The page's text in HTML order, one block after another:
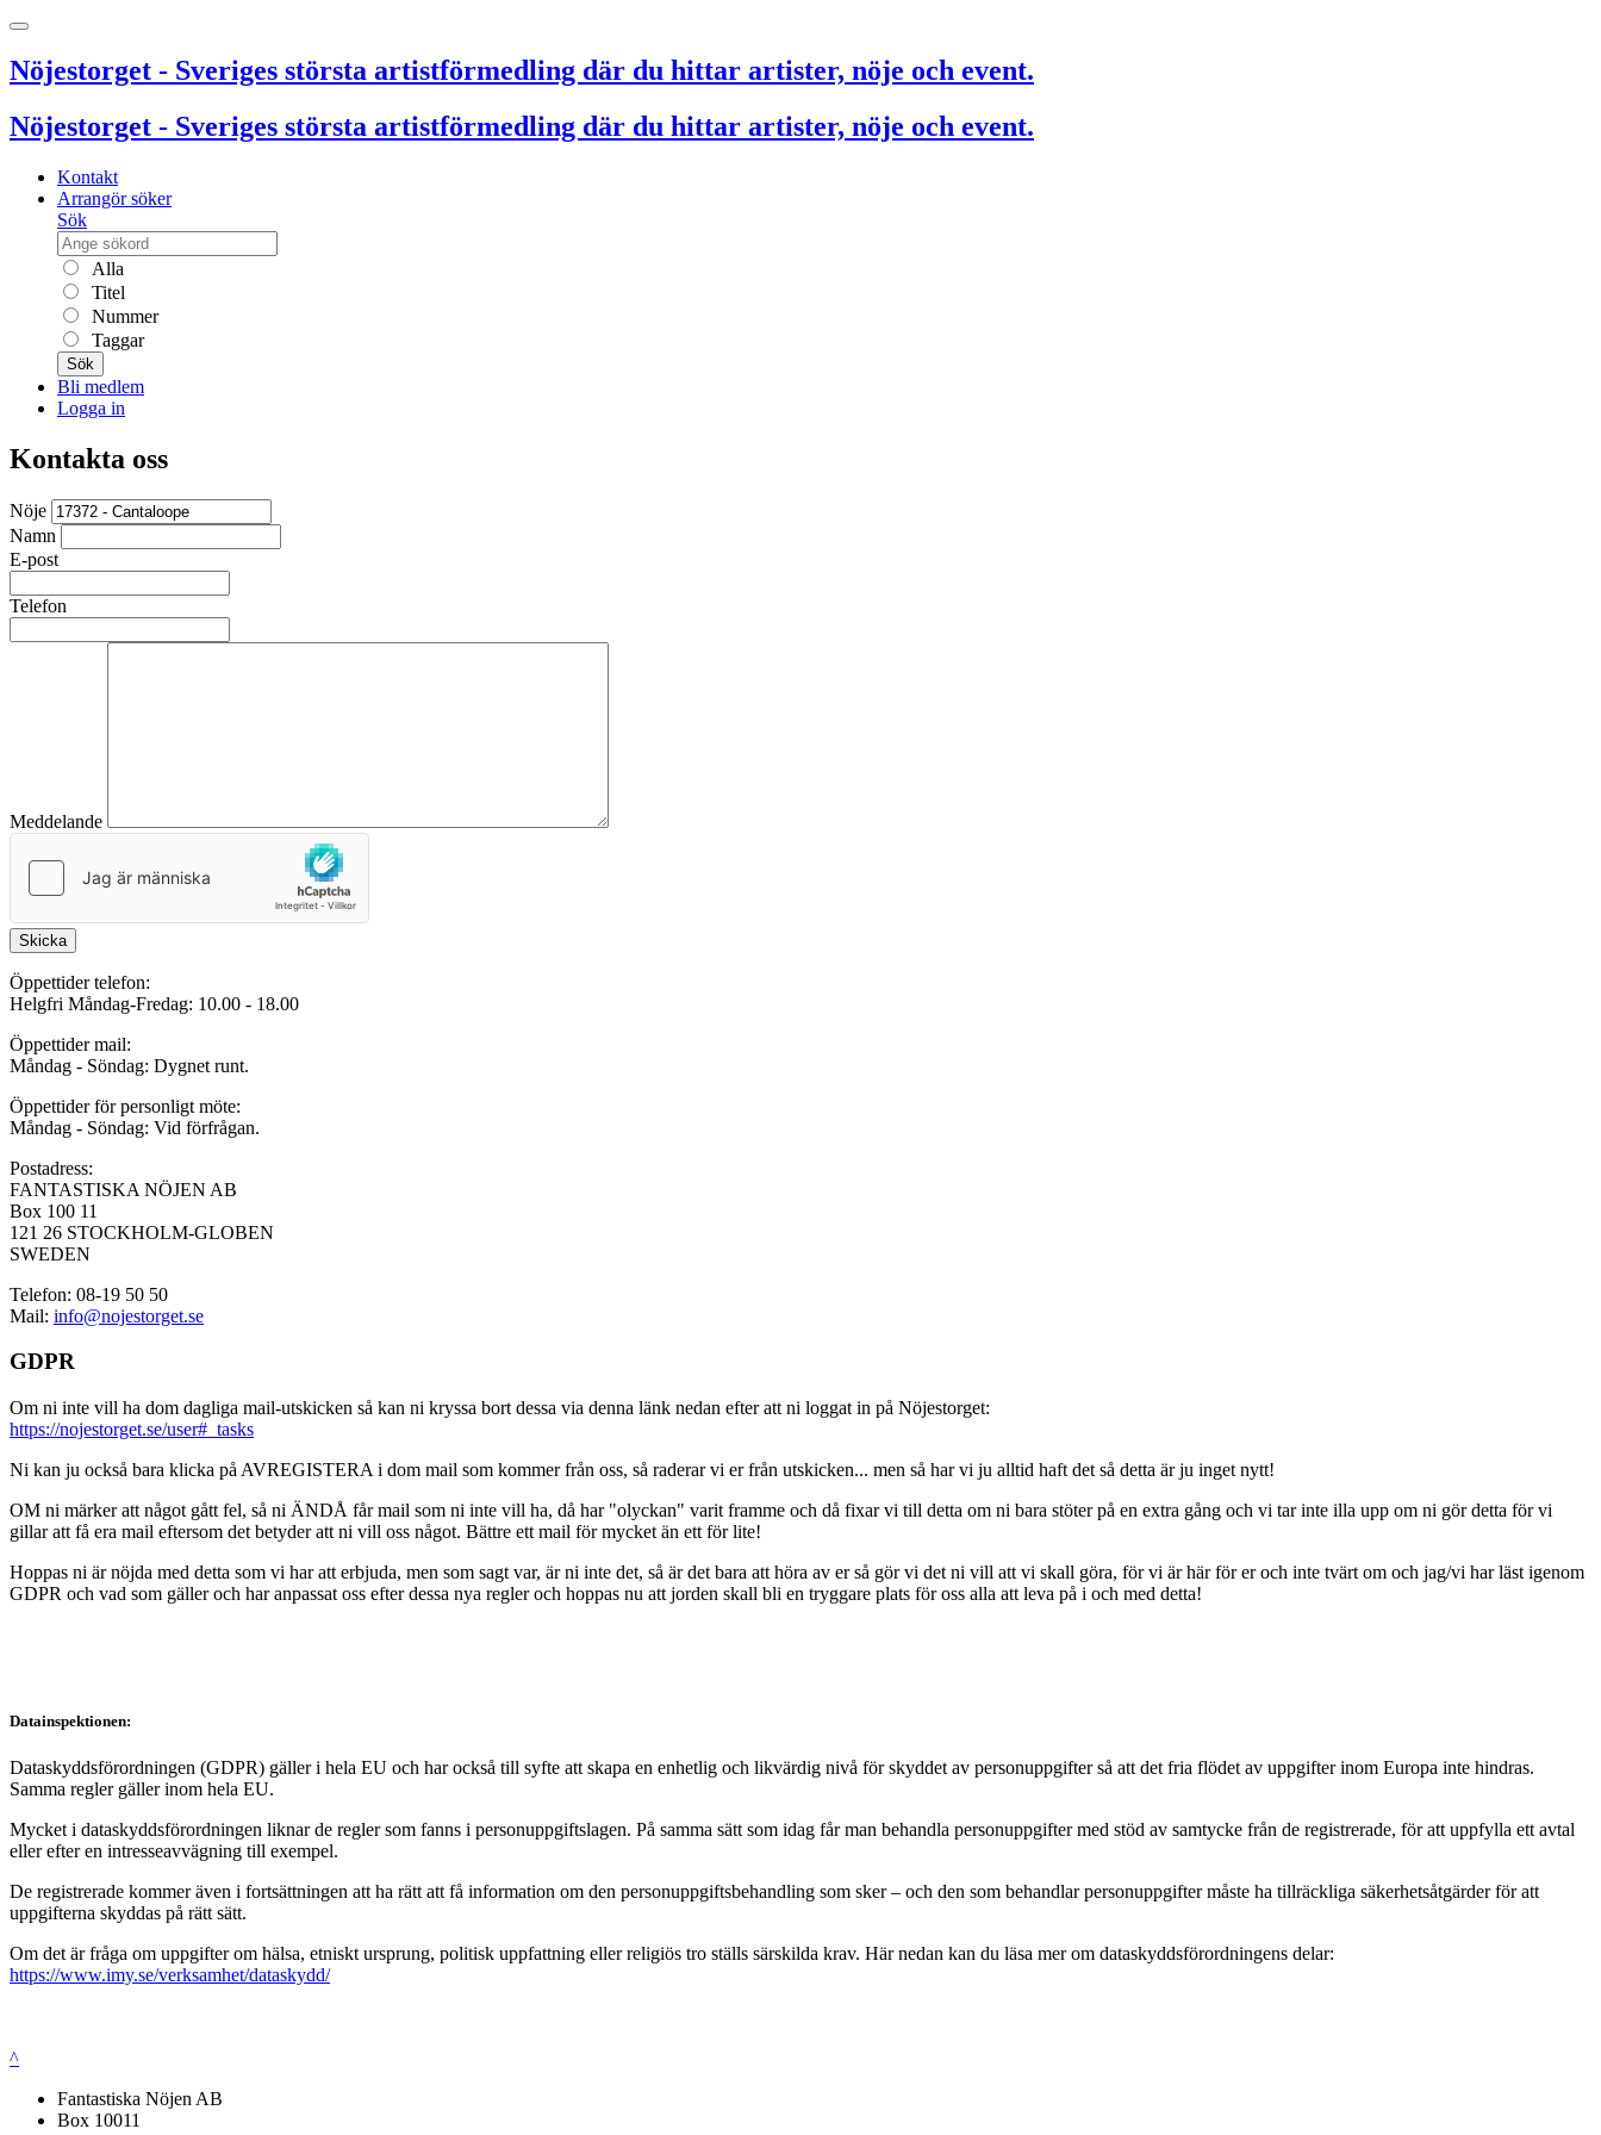
Nöjestorget - Sveriges största artistförmedling där du hittar artister, nöje och event.
Nöjestorget - Sveriges största artistförmedling där du hittar artister, nöje och event.
Kontakt
Arrangör söker
Sök
Alla
Titel
Nummer
Taggar
Sök
Bli medlem
Logga in
Kontakta oss
Nöje
Namn
E-post
Telefon
Meddelande
Skicka
Öppettider telefon:
Helgfri Måndag-Fredag: 10.00 - 18.00
Öppettider mail:
Måndag - Söndag: Dygnet runt.
Öppettider för personligt möte:
Måndag - Söndag: Vid förfrågan.
Postadress:
FANTASTISKA NÖJEN AB
Box 100 11
121 26 STOCKHOLM-GLOBEN
SWEDEN
Telefon: 08-19 50 50
Mail: info@nojestorget.se
GDPR
Om ni inte vill ha dom dagliga mail-utskicken så kan ni kryssa bort dessa via denna länk nedan efter att ni loggat in på Nöjestorget:
https://nojestorget.se/user#_tasks
Ni kan ju också bara klicka på AVREGISTERA i dom mail som kommer från oss, så raderar vi er från utskicken... men så har vi ju alltid haft det så detta är ju inget nytt!
OM ni märker att något gått fel, så ni ÄNDÅ får mail som ni inte vill ha, då har "olyckan" varit framme och då fixar vi till detta om ni bara stöter på en extra gång och vi tar inte illa upp om ni gör detta för vi
gillar att få era mail eftersom det betyder att ni vill oss något. Bättre ett mail för mycket än ett för lite!
Hoppas ni är nöjda med detta som vi har att erbjuda, men som sagt var, är ni inte det, så är det bara att höra av er så gör vi det ni vill att vi skall göra, för vi är här för er och inte tvärt om och jag/vi har läst igenom
GDPR och vad som gäller och har anpassat oss efter dessa nya regler och hoppas nu att jorden skall bli en tryggare plats för oss alla att leva på i och med detta!
Datainspektionen:
Dataskyddsförordningen (GDPR) gäller i hela EU och har också till syfte att skapa en enhetlig och likvärdig nivå för skyddet av personuppgifter så att det fria flödet av uppgifter inom Europa inte hindras.
Samma regler gäller inom hela EU.
Mycket i dataskyddsförordningen liknar de regler som fanns i personuppgiftslagen. På samma sätt som idag får man behandla personuppgifter med stöd av samtycke från de registrerade, för att uppfylla ett avtal
eller efter en intresseavvägning till exempel.
De registrerade kommer även i fortsättningen att ha rätt att få information om den personuppgiftsbehandling som sker – och den som behandlar personuppgifter måste ha tillräckliga säkerhetsåtgärder för att
uppgifterna skyddas på rätt sätt.
Om det är fråga om uppgifter om hälsa, etniskt ursprung, politisk uppfattning eller religiös tro ställs särskilda krav. Här nedan kan du läsa mer om dataskyddsförordningens delar:
https://www.imy.se/verksamhet/dataskydd/
^
Fantastiska Nöjen AB
Box 10011